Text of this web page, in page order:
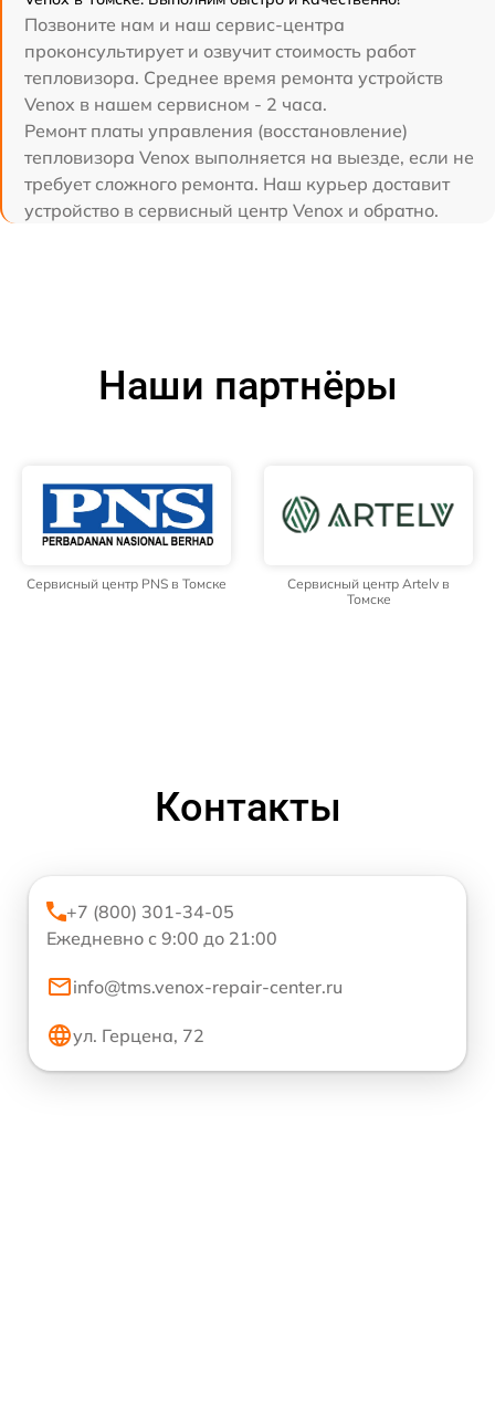
Позвоните нам и наш сервис-центра
проконсультирует и озвучит стоимость работ
тепловизора. Среднее время ремонта устройств
Venox в нашем сервисном - 2 часа.
Ремонт платы управления (восстановление)
тепловизора Venox выполняется на выезде, если не
требует сложного ремонта. Наш курьер доставит
устройство в сервисный центр Venox и обратно.
Наши партнёры
Сервисный центр PNS в Томске
Сервисный центр Artelv в
Томске
Контакты
+7 (800) 301-34-05
Ежедневно с 9:00 до 21:00
info@tms.venox-repair-center.ru
ул. Герцена, 72